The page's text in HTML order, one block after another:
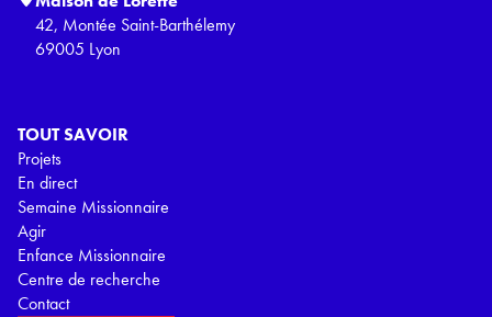
TOUT SAVOIR
Projets
En direct
Semaine Missionnaire
Agir
Enfance Missionnaire
Centre de recherche
Contact
42, Montée Saint-Barthélemy
69005 Lyon